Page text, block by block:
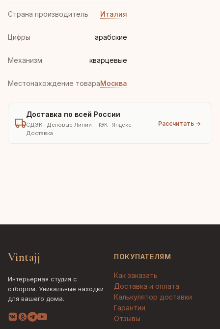
Страна производитель Италия
Цифры арабские
Механизм кварцевые
Местонахождение товараМосква
Доставка по всей России
СДЭК · Деловые Линии · ПЭК · Яндекс
Доставка
Рассчитать →
Vintajj
Интерьерная студия с
отбором. Уникальные находки
для вашего дома.
ПОКУПАТЕЛЯМ
Как заказать
Доставка и оплата
Калькулятор доставки
Гарантии
Отзывы